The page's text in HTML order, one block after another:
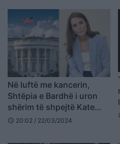
Në luftë me kancerin,
Shtëpia e Bardhë i uron
shërim të shpejtë Kate
Middleton
schedule 20:02 / 22/03/2024